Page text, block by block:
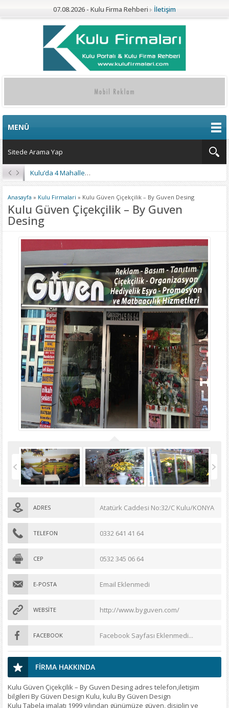
07.08.2026 - Kulu Firma Rehberi İletişim
MENÜ
Kulu’da 4 Mahalleye Yangın Söndürme Tankeri
Anasayfa » Kulu Firmalari » Kulu Güven Çiçekçilik – By Guven Desing
Kulu Güven Çiçekçilik – By Guven
Desing
ADRES Atatürk Caddesi No:32/C Kulu/KONYA
TELEFON 0332 641 41 64
CEP 0532 345 06 64
E-POSTA Email Eklenmedi
WEBSİTE http://www.byguven.com/
FACEBOOK Facebook Sayfası Eklenmedi...
FİRMA HAKKINDA
Kulu Güven Çiçekçilik – By Guven Desing adres telefon,iletişim
bilgileri By Güven Design Kulu, kulu By Güven Design
Kulu Tabela imalatı 1999 yılından günümüze güven, disiplin ve